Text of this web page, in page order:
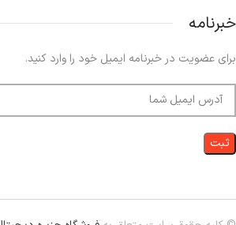
خبرنامه
برای عضویت در خبرنامه ایمیل خود را وارد کنید.